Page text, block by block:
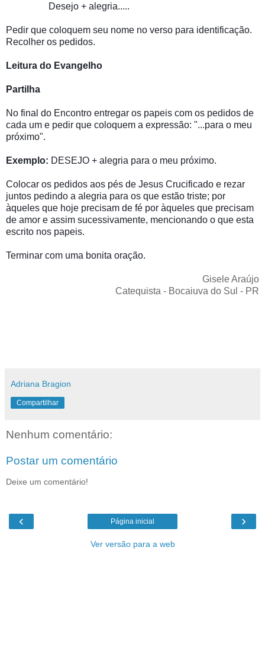
Desejo + alegria.....
Pedir que coloquem seu nome no verso para identificação.
Recolher os pedidos.
Leitura do Evangelho
Partilha
No final do Encontro entregar os papeis com os pedidos de
cada um e pedir que coloquem a expressão: "...para o meu
próximo".
Exemplo: DESEJO + alegria para o meu próximo.
Colocar os pedidos aos pés de Jesus Crucificado e rezar
juntos pedindo a alegria para os que estão triste; por
àqueles que hoje precisam de fé por àqueles que precisam
de amor e assim sucessivamente, mencionando o que esta
escrito nos papeis.
Terminar com uma bonita oração.
Gisele Araújo
Catequista - Bocaiuva do Sul - PR
Adriana Bragion
Compartilhar
Nenhum comentário:
Postar um comentário
Deixe um comentário!
‹ ›
Página inicial
Ver versão para a web